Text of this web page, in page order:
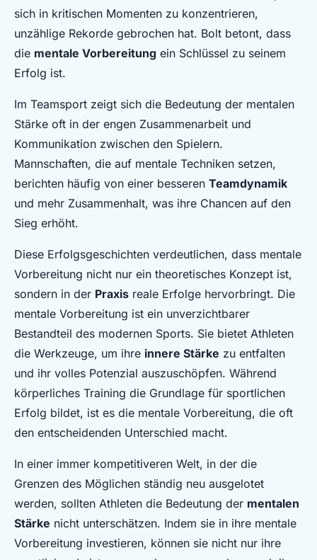
sich in kritischen Momenten zu konzentrieren,
unzählige Rekorde gebrochen hat. Bolt betont, dass
die mentale Vorbereitung ein Schlüssel zu seinem
Erfolg ist.
Im Teamsport zeigt sich die Bedeutung der mentalen
Stärke oft in der engen Zusammenarbeit und
Kommunikation zwischen den Spielern.
Mannschaften, die auf mentale Techniken setzen,
berichten häufig von einer besseren Teamdynamik
und mehr Zusammenhalt, was ihre Chancen auf den
Sieg erhöht.
Diese Erfolgsgeschichten verdeutlichen, dass mentale
Vorbereitung nicht nur ein theoretisches Konzept ist,
sondern in der Praxis reale Erfolge hervorbringt. Die
mentale Vorbereitung ist ein unverzichtbarer
Bestandteil des modernen Sports. Sie bietet Athleten
die Werkzeuge, um ihre innere Stärke zu entfalten
und ihr volles Potenzial auszuschöpfen. Während
körperliches Training die Grundlage für sportlichen
Erfolg bildet, ist es die mentale Vorbereitung, die oft
den entscheidenden Unterschied macht.
In einer immer kompetitiveren Welt, in der die
Grenzen des Möglichen ständig neu ausgelotet
werden, sollten Athleten die Bedeutung der mentalen
Stärke nicht unterschätzen. Indem sie in ihre mentale
Vorbereitung investieren, können sie nicht nur ihre